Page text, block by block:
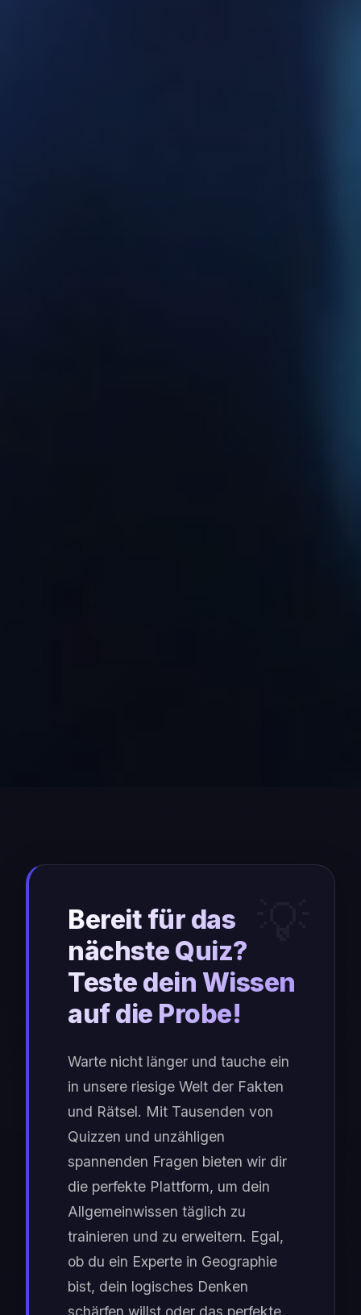
Bereit für das
nächste Quiz?
Teste dein Wissen
auf die Probe!
Warte nicht länger und tauche ein
in unsere riesige Welt der Fakten
und Rätsel. Mit Tausenden von
Quizzen und unzähligen
spannenden Fragen bieten wir dir
die perfekte Plattform, um dein
Allgemeinwissen täglich zu
trainieren und zu erweitern. Egal,
ob du ein Experte in Geographie
bist, dein logisches Denken
schärfen willst oder das perfekte